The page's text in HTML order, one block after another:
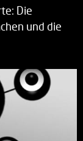
Die
und die